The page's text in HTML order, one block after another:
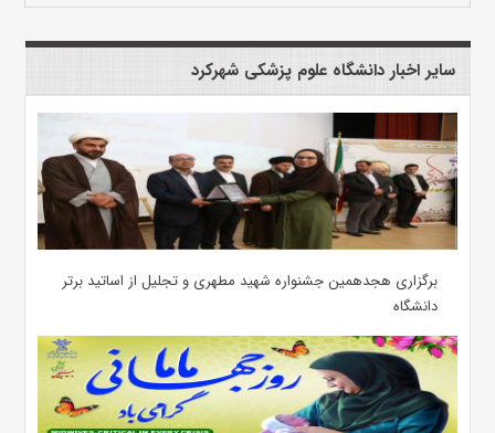
سایر اخبار دانشگاه علوم پزشکی شهرکرد
برگزاری هجدهمین جشنواره شهید مطهری و تجلیل از اساتید برتر
دانشگاه